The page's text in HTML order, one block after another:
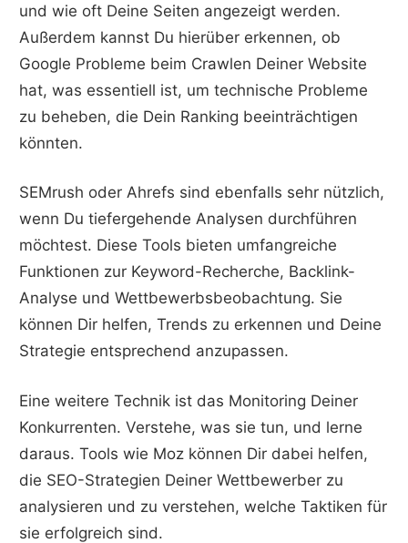
und wie oft Deine Seiten angezeigt werden.
Außerdem kannst Du hierüber erkennen, ob
Google Probleme beim Crawlen Deiner Website
hat, was essentiell ist, um technische Probleme
zu beheben, die Dein Ranking beeinträchtigen
könnten.
SEMrush oder Ahrefs sind ebenfalls sehr nützlich,
wenn Du tiefergehende Analysen durchführen
möchtest. Diese Tools bieten umfangreiche
Funktionen zur Keyword-Recherche, Backlink-
Analyse und Wettbewerbsbeobachtung. Sie
können Dir helfen, Trends zu erkennen und Deine
Strategie entsprechend anzupassen.
Eine weitere Technik ist das Monitoring Deiner
Konkurrenten. Verstehe, was sie tun, und lerne
daraus. Tools wie Moz können Dir dabei helfen,
die SEO-Strategien Deiner Wettbewerber zu
analysieren und zu verstehen, welche Taktiken für
sie erfolgreich sind.